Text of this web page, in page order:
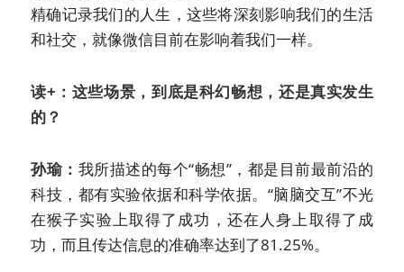
精确记录我们的人生，这些将深刻影响我们的生活
和社交，就像微信目前在影响着我们一样。
读+：这些场景，到底是科幻畅想，还是真实发生
的？
孙瑜： 我所描述的每个“畅想”，都是目前最前沿的
科技，都有实验依据和科学依据。“脑脑交互”不光
在猴子实验上取得了成功，还在人身上取得了成
功，而且传达信息的准确率达到了81.25%。